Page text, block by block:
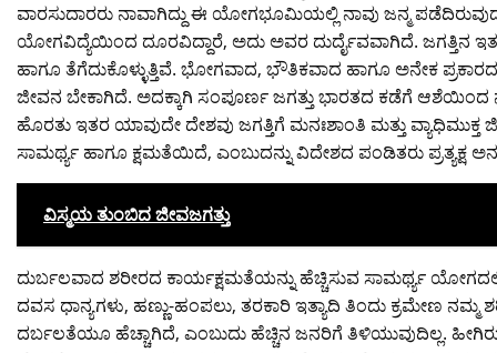
ವಾರಸುದಾರರು ನಾವಾಗಿದ್ದು ಈ ಯೋಗಭೂಮಿಯಲ್ಲಿ ನಾವು ಜನ್ಮ
ಯೋಗವಿದ್ಯೆಯಿಂದ ದೂರವಿದ್ದಾರೆ, ಅದು ಅವರ ದುರ್ದೈವವಾಗಿದೆ. ಜಗತ್ತಿನ
ಹಾಗೂ ತೆಗೆದುಕೊಳ್ಳುತ್ತಿವೆ. ಭೋಗವಾದ, ಭೌತಿಕವಾದ ಹಾಗೂ ಅನೇಕ ಪ್ರಕಾರದ
ಜೀವನ ಬೇಕಾಗಿದೆ. ಅದಕ್ಕಾಗಿ ಸಂಪೂರ್ಣ ಜಗತ್ತು ಭಾರತದ ಕಡೆಗೆ
ಹೊರತು ಇತರ ಯಾವುದೇ ದೇಶವು ಜಗತ್ತಿಗೆ ಮನಃಶಾಂತಿ ಮತ್ತು
ಸಾಮರ್ಥ್ಯ ಹಾಗೂ ಕ್ಷಮತೆಯಿದೆ, ಎಂಬುದನ್ನು ವಿದೇಶದ ಪಂಡಿತರು ಪ್ರತ್ಯಕ್ಷ
ವಿಸ್ಮಯ ತುಂಬಿದ ಜೀವಜಗತ್ತು
ದುರ್ಬಲವಾದ ಶರೀರದ ಕಾರ್ಯಕ್ಷಮತೆಯನ್ನು ಹೆಚ್ಚಿಸುವ ಸಾಮರ್ಥ್ಯ
ದವಸ ಧಾನ್ಯಗಳು, ಹಣ್ಣು-ಹಂಪಲು, ತರಕಾರಿ ಇತ್ಯಾದಿ ತಿಂದು ಕ್ರಮೇಣ ನಮ್ಮ
ದರ್ಬಲತೆಯೂ ಹೆಚ್ಚಾಗಿದೆ, ಎಂಬುದು ಹೆಚ್ಚಿನ ಜನರಿಗೆ ತಿಳಿಯುವುದಿಲ್ಲ.